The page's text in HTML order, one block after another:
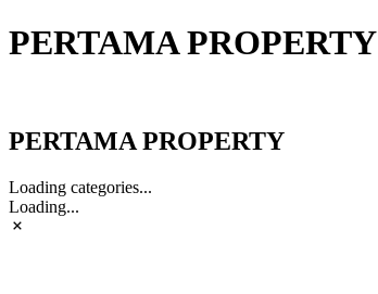
PERTAMA PROPERTY
PERTAMA PROPERTY
Loading categories...
Loading...